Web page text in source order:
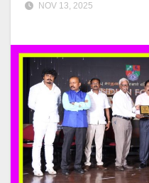
NOV 13, 2025